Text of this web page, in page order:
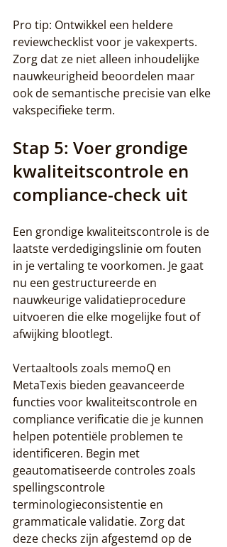
Pro tip: Ontwikkel een heldere
reviewchecklist voor je vakexperts.
Zorg dat ze niet alleen inhoudelijke
nauwkeurigheid beoordelen maar
ook de semantische precisie van elke
vakspecifieke term.
Stap 5: Voer grondige
kwaliteitscontrole en
compliance-check uit
Een grondige kwaliteitscontrole is de
laatste verdedigingslinie om fouten
in je vertaling te voorkomen. Je gaat
nu een gestructureerde en
nauwkeurige validatieprocedure
uitvoeren die elke mogelijke fout of
afwijking blootlegt.
Vertaaltools zoals memoQ en
MetaTexis bieden geavanceerde
functies voor kwaliteitscontrole en
compliance verificatie die je kunnen
helpen potentiële problemen te
identificeren. Begin met
geautomatiseerde controles zoals
spellingscontrole
terminologieconsistentie en
grammaticale validatie. Zorg dat
deze checks zijn afgestemd op de